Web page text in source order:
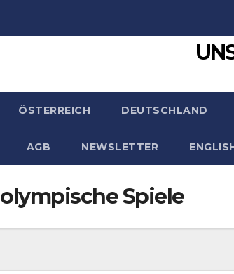
ÖSTERREICH DEUTSCHLAND
AGB NEWSLETTER
olympische Spiele